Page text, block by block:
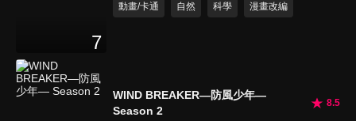
7
動畫/卡通
自然 科學 漫畫改編
WIND BREAKER—防風少年—
Season 2
8.5